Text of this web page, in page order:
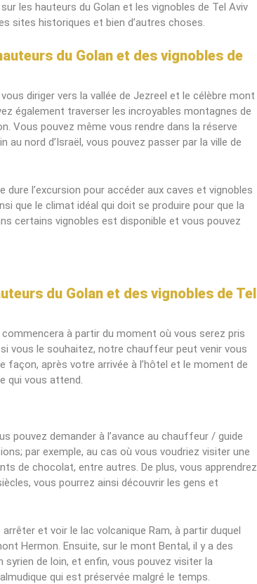
les hauteurs du Golan et les vignobles de Tel Aviv
sites historiques et bien d’autres choses.
du Golan et des vignobles de
diriger vers la vallée de Jezreel et le célèbre mont
également traverser les incroyables montagnes de
Vous pouvez même vous rendre dans la réserve
nord d’Israël, vous pouvez passer par la ville de
l’excursion pour accéder aux caves et vignobles
que le climat idéal qui doit se produire pour que la
certains vignobles est disponible et vous pouvez
du Golan et des vignobles de Tel
à partir du moment où vous serez pris
vous le souhaitez, notre chauffeur peut venir vous
après votre arrivée à l’hôtel et le moment de
qui vous attend.
pouvez demander à l’avance au chauffeur / guide
par exemple, au cas où vous voudriez visiter une
de chocolat, entre autres. De plus, vous apprendrez
vous pourrez ainsi découvrir les gens et
et voir le lac volcanique Ram, à partir duquel
Hermon. Ensuite, sur le mont Bental, il y a des
de loin, et enfin, vous pouvez visiter la
qui est préservée malgré le temps.